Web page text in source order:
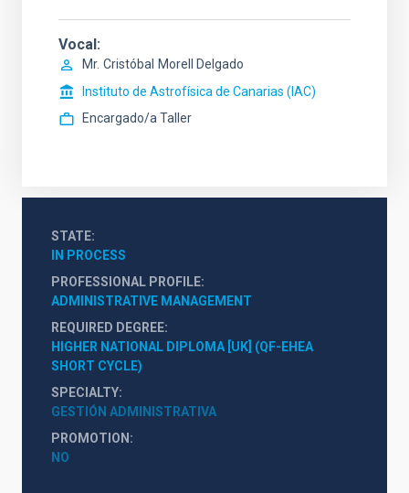
Vocal
Mr. Cristóbal
Morell Delgado
Instituto de Astrofísica de Canarias (IAC)
Encargado/a Taller
STATE
IN PROCESS
PROFESSIONAL PROFILE
ADMINISTRATIVE MANAGEMENT
REQUIRED DEGREE
HIGHER NATIONAL DIPLOMA [UK] (QF-EHEA
SHORT CYCLE)
SPECIALTY
GESTIÓN ADMINISTRATIVA
PROMOTION
NO